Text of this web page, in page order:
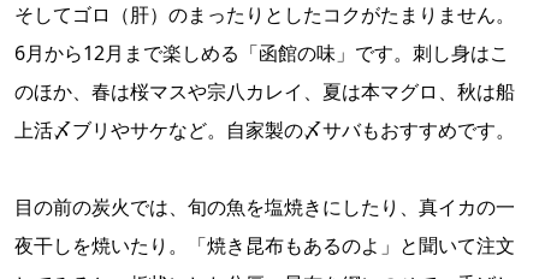
そしてゴロ（肝）のまったりとしたコクがたまりません。
6月から12月まで楽しめる「函館の味」です。刺し身はこ
のほか、春は桜マスや宗八カレイ、夏は本マグロ、秋は船
上活〆ブリやサケなど。自家製の〆サバもおすすめです。
目の前の炭火では、旬の魚を塩焼きにしたり、真イカの一
夜干しを焼いたり。「焼き昆布もあるのよ」と聞いて注文